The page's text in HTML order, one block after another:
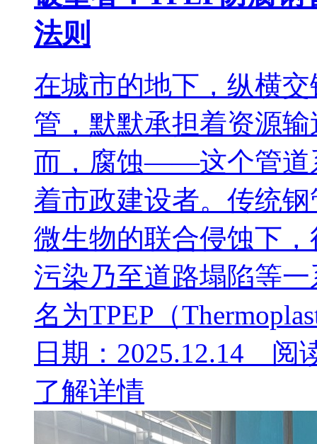
法则
在城市的地下，纵横
管，默默承担着资源
而，腐蚀——这个管道
着市政建设者。传统
微生物的联合侵蚀下
污染乃至道路塌陷等
名为TPEP（
日期：2025.12.14 阅
了解详情